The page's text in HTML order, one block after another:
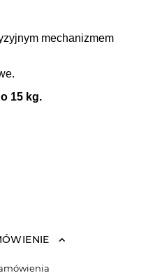
mechanizmem
15 kg.